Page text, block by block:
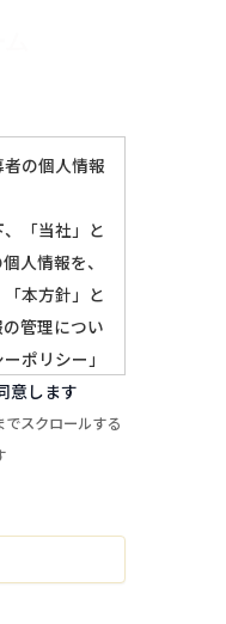
の個人情報
「当社」と
人情報を、
本方針」と
管理につい
ポリシー」
致します。
ては、本方
ー」をよく
目的
選考および
意します
スクロールする